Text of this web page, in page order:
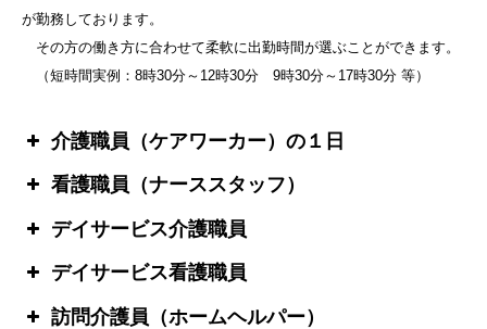
が勤務しております。
その方の働き方に合わせて柔軟に出勤時間が選ぶことができます。
（短時間実例：8時30分～12時30分 9時30分～17時30分 等）
介護職員（ケアワーカー）の１日
看護職員（ナーススタッフ）
デイサービス介護職員
デイサービス看護職員
訪問介護員（ホームヘルパー）